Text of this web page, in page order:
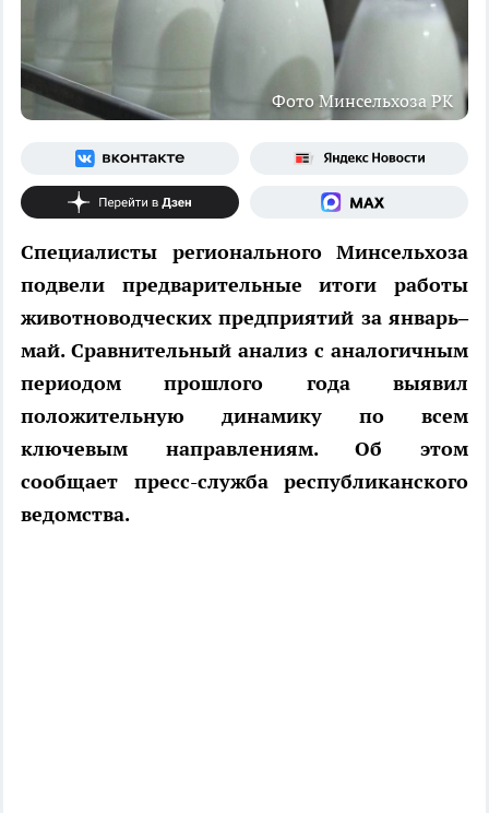
Фото Минсельхоза РК
Специалисты регионального Минсельхоза
подвели предварительные итоги работы
животноводческих предприятий за январь–
май. Сравнительный анализ с аналогичным
периодом прошлого года выявил
положительную динамику по всем
ключевым направлениям. Об этом
сообщает пресс-служба республиканского
ведомства.